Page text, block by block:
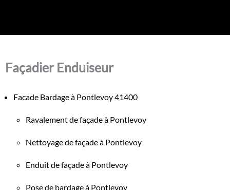
Façadier Enduiseur
Facade Bardage à Pontlevoy 41400
Ravalement de façade à Pontlevoy
Nettoyage de façade à Pontlevoy
Enduit de façade à Pontlevoy
Pose de bardage à Pontlevoy